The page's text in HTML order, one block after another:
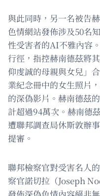
與此同時，另一名被告
色情網站發佈涉及50名
性受害者的AI不雅內容
行徑，指控赫南德茲將
仰虔誠的母親與女兒」
業紀念冊中的女生照片
的深偽影片。赫南德茲
計超過94萬次。赫南德
遭聯邦調查局休斯敦辦
提審。
聯邦檢察官對受害名人
察官諾切拉（Joseph